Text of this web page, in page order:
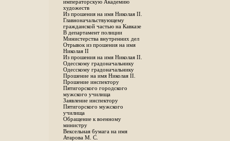
императорскую Академию
художеств
Из прошения на имя Николая II.
Главноначальствующему
гражданской частью на Кавказе
В департамент полиции
Министерства внутренних дел
Отрывок из прошения на имя
Николая II
Из прошения на имя Николая II.
Одесскому градоначальнику
Одесскому градоначальнику
Прошение на имя Николая II.
Прошение инспектору
Пятигорского городского
мужского училища
Заявление инспектору
Пятигорского мужского
училища
Обращение к военному
министру
Вексельная бумага на имя
Атарова М. С.